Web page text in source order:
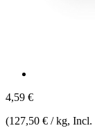
4,59 €
(127,50 € / kg, Incl.